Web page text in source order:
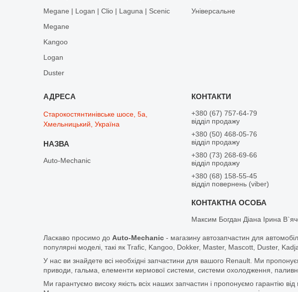
Megane | Logan | Clio | Laguna | Scenic
Megane
Kangoo
Logan
Duster
Універсальне
Старокостянтинівське шосе, 5а,
Хмельницький, Україна
Auto-Mechanic
+380 (67) 757-64-79
відділ продажу
+380 (50) 468-05-76
відділ продажу
+380 (73) 268-69-66
відділ продажу
+380 (68) 158-55-45
відділ повернень (viber)
Максим Богдан Діана Ірина
Ласкаво просимо до Auto-Mechanic - магазину автозапчастин для
популярні моделі, такі як Trafic, Kangoo, Dokker, Master, Mascott, Duster,
У нас ви знайдете всі необхідні запчастини для вашого Renault. Ми
приводи, гальма, елементи кермової системи, системи охолодження,
Ми гарантуємо високу якість всіх наших запчастин і пропонуємо гарантію